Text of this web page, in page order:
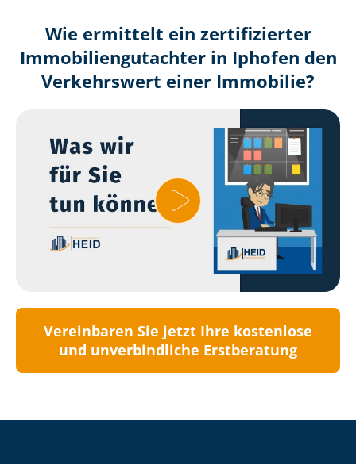
Wie ermittelt ein zertifizierter
Immobilien­gutachter in Iphofen den
Verkehrswert einer Immobilie?
Vereinbaren Sie jetzt Ihre kostenlose
und unverbindliche Erstberatung